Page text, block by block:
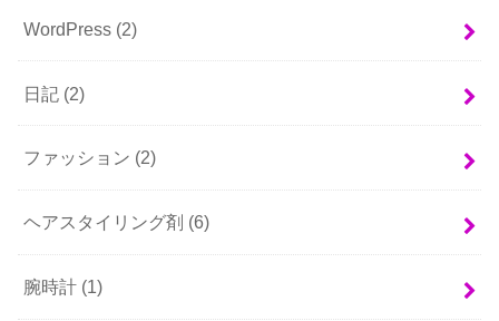
WordPress (2)
日記 (2)
ファッション (2)
ヘアスタイリング剤 (6)
腕時計 (1)